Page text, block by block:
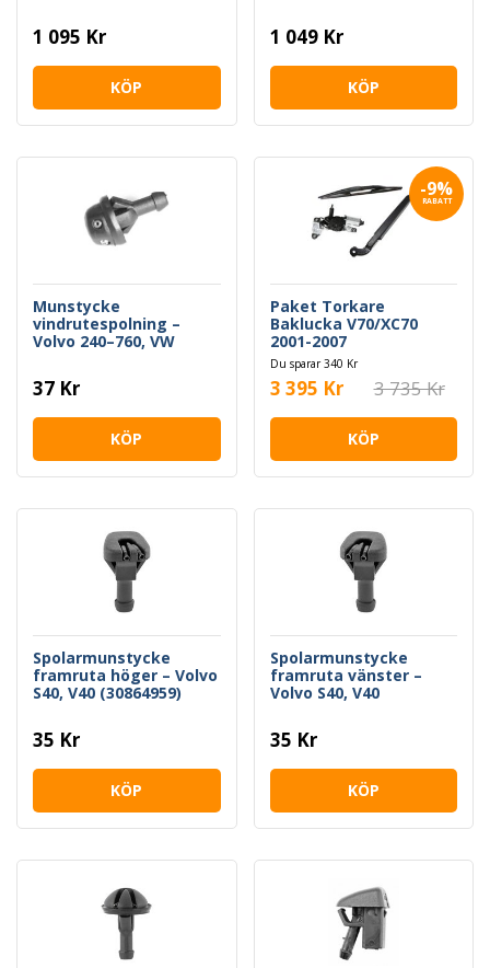
1 095 Kr
KÖP
1 049 Kr
KÖP
Munstycke
vindrutespolning –
Volvo 240–760, VW
37 Kr
KÖP
-9%
RABATT
Paket Torkare
Baklucka V70/XC70
2001-2007
Du sparar 340 Kr
3 395 Kr 3 735 Kr
KÖP
Spolarmunstycke
framruta höger – Volvo
S40, V40 (30864959)
35 Kr
KÖP
Spolarmunstycke
framruta vänster –
Volvo S40, V40
35 Kr
KÖP